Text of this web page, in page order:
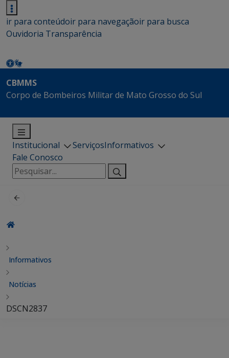
ir para conteúdoir para navegaçãoir para busca
Ouvidoria Transparência
CBMMS
Corpo de Bombeiros Militar de Mato Grosso do Sul
Institucional ServiçosInformativos
Fale Conosco
Pesquisar
por:
Informativos
Notícias
DSCN2837